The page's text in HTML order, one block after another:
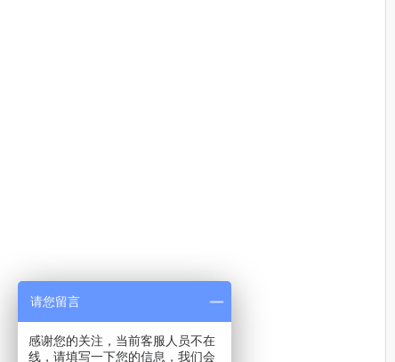
请您留言
感谢您的关注，当前客服人员不在
线，请填写一下您的信息，我们会